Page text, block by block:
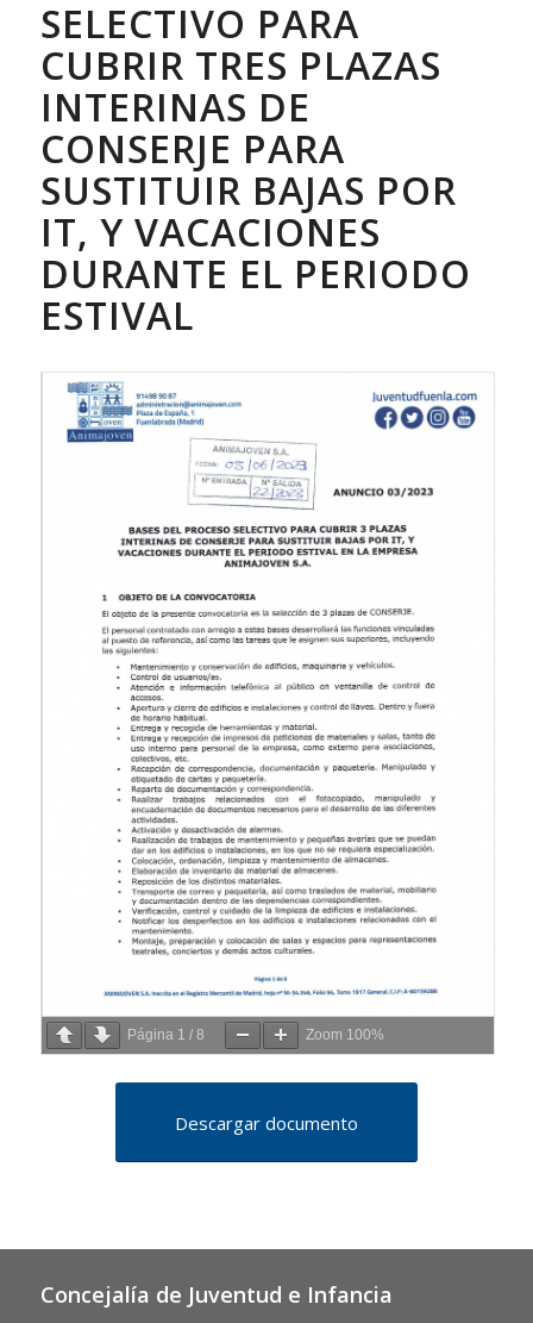
SELECTIVO PARA
CUBRIR TRES PLAZAS
INTERINAS DE
CONSERJE PARA
SUSTITUIR BAJAS POR
IT, Y VACACIONES
DURANTE EL PERIODO
ESTIVAL
Página 1 / 8 Zoom 100%
Descargar documento
Concejalía de Juventud e Infancia